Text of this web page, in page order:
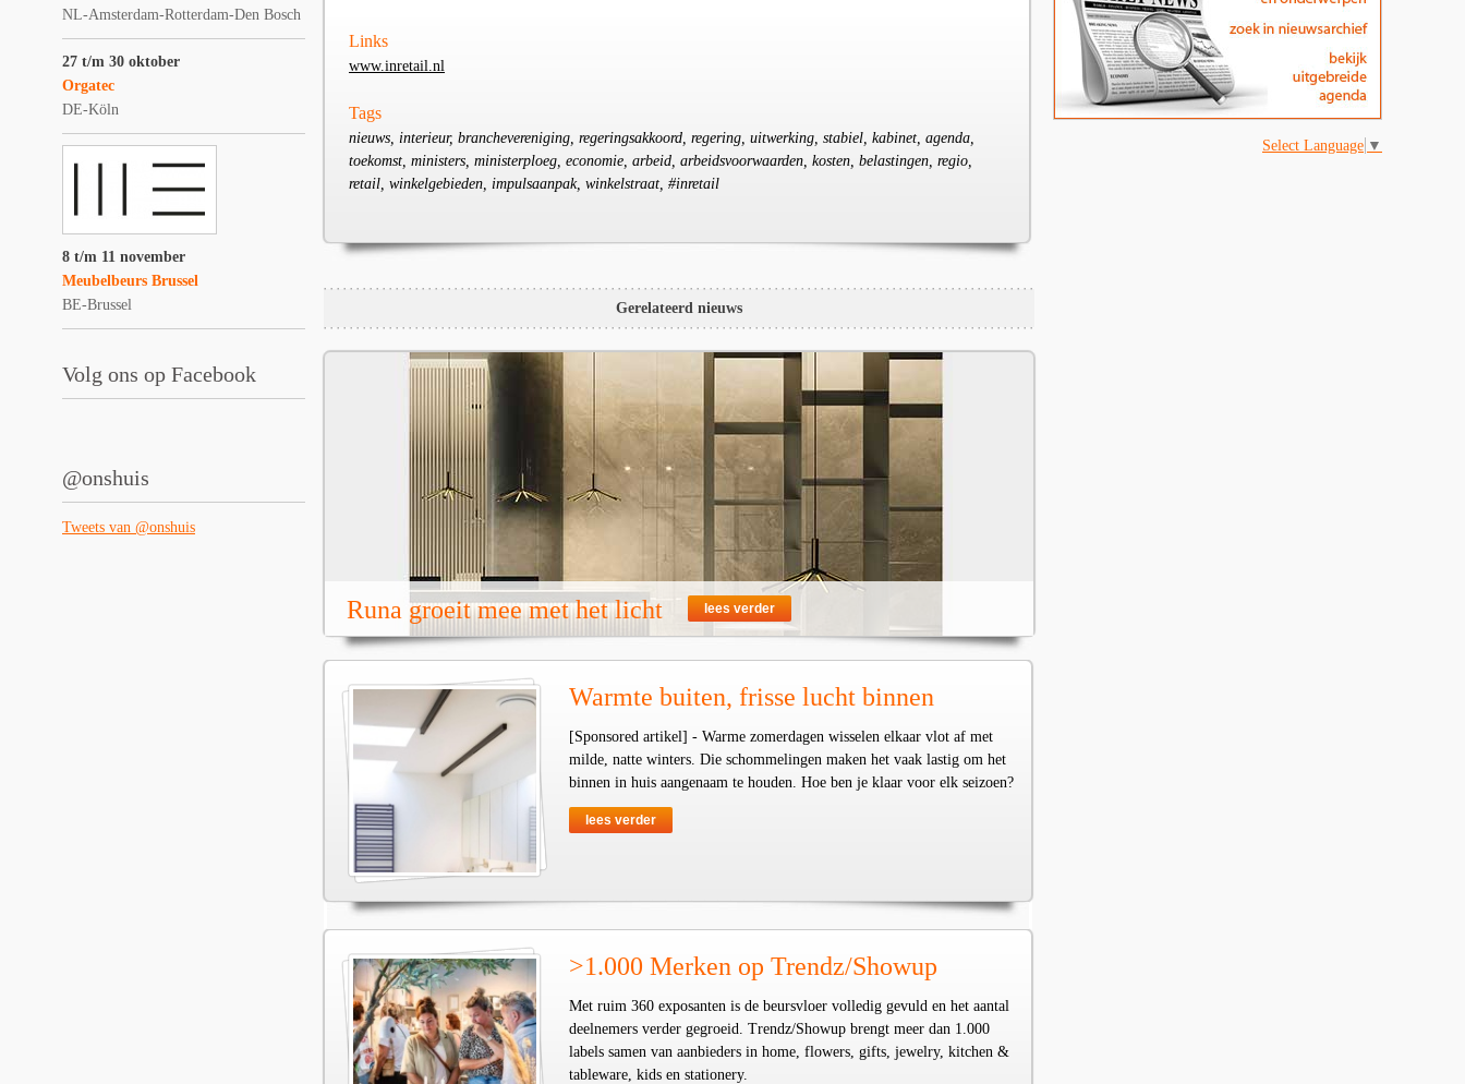
NL-Amsterdam-Rotterdam-Den Bosch
27 t/m 30 oktober
Orgatec
DE-Köln
8 t/m 11 november
Meubelbeurs Brussel
BE-Brussel
Volg ons op Facebook
@onshuis
Tweets van @onshuis
Links
www.inretail.nl
Tags
nieuws, interieur, branchevereniging, regeringsakkoord, regering, uitwerking, stabiel, kabinet, agenda,
toekomst, ministers, ministerploeg, economie, arbeid, arbeidsvoorwaarden, kosten, belastingen, regio,
retail, winkelgebieden, impulsaanpak, winkelstraat, #inretail
Gerelateerd nieuws
Runa groeit mee met het licht lees verder
Warmte buiten, frisse lucht binnen
[Sponsored artikel] - Warme zomerdagen wisselen elkaar vlot af met
milde, natte winters. Die schommelingen maken het vaak lastig om het
binnen in huis aangenaam te houden. Hoe ben je klaar voor elk seizoen?
lees verder
>1.000 Merken op Trendz/Showup
Met ruim 360 exposanten is de beursvloer volledig gevuld en het aantal
deelnemers verder gegroeid. Trendz/Showup brengt meer dan 1.000
labels samen van aanbieders in home, flowers, gifts, jewelry, kitchen &
tableware, kids en stationery.
Select Language ▼